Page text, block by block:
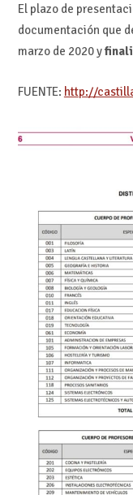
El plazo de
documentación que
marzo de 2020 y
FUENTE: http://